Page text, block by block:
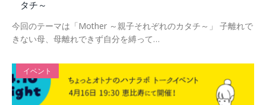
タチ～
今回のテーマは「Mother ～親子それぞれのカタチ～」 子離れで
きない母、母離れできず自分を縛って…
イベント